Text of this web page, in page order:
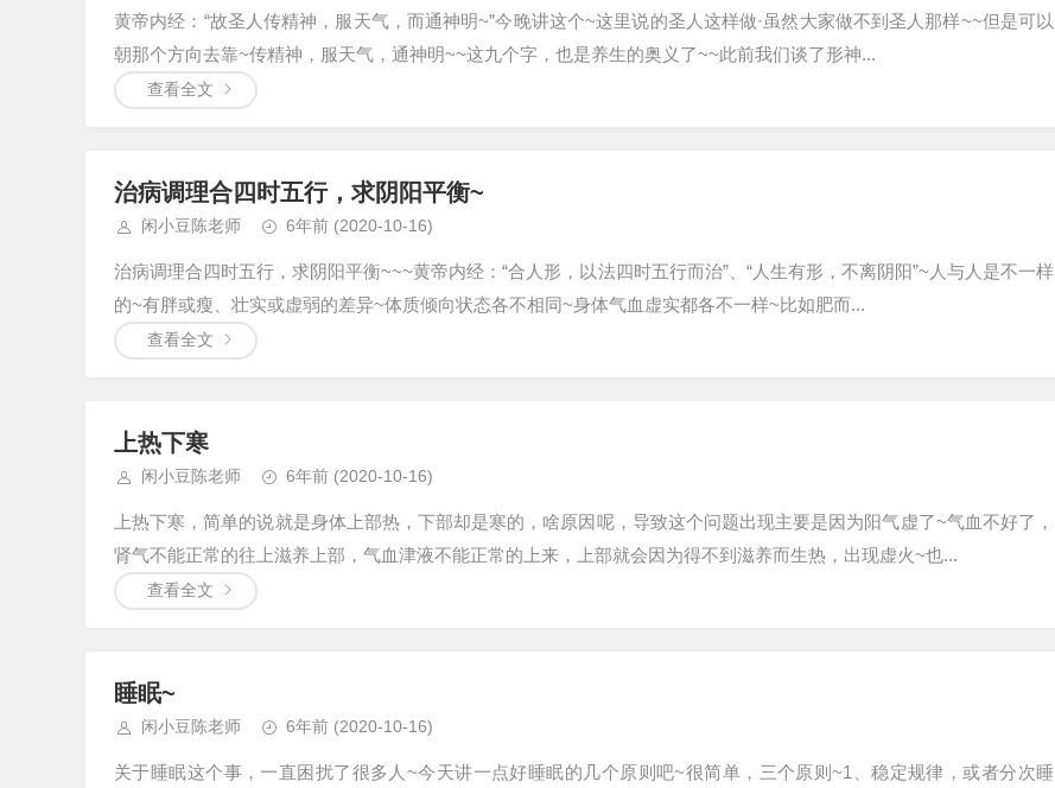
黄帝内经：“故圣人传精神，服天气，而通神明~”今晚讲这个~这里说的圣人这样做·虽然大家做不到圣人那样~~但是可以
朝那个方向去靠~传精神，服天气，通神明~~这九个字，也是养生的奥义了~~此前我们谈了形神...
查看全文
治病调理合四时五行，求阴阳平衡~
闲小豆陈老师 6年前 (2020-10-16)
治病调理合四时五行，求阴阳平衡~~~黄帝内经：“合人形，以法四时五行而治”、“人生有形，不离阴阳”~人与人是不一样
的~有胖或瘦、壮实或虚弱的差异~体质倾向状态各不相同~身体气血虚实都各不一样~比如肥而...
查看全文
上热下寒
闲小豆陈老师 6年前 (2020-10-16)
上热下寒，简单的说就是身体上部热，下部却是寒的，啥原因呢，导致这个问题出现主要是因为阳气虚了~气血不好了，
肾气不能正常的往上滋养上部，气血津液不能正常的上来，上部就会因为得不到滋养而生热，出现虚火~也...
查看全文
睡眠~
闲小豆陈老师 6年前 (2020-10-16)
关于睡眠这个事，一直困扰了很多人~今天讲一点好睡眠的几个原则吧~很简单，三个原则~1、稳定规律，或者分次睡